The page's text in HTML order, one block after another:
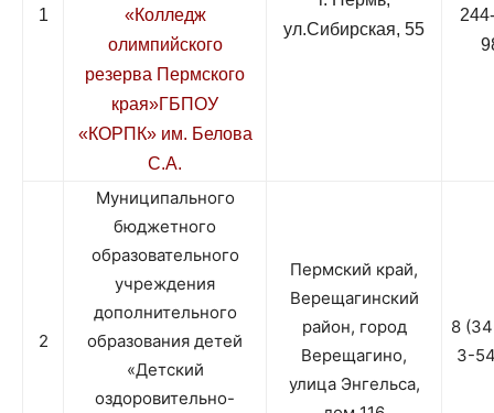
Пермского
1
«Колледж
олимпийского
резерва Пермского
края»ГБПОУ
«КОРПК» им. Белова
С.А.
ул.Сибирская, 55
2
Муниципального
бюджетного
образовательного
учреждения
дополнительного
образования детей
«Детский
оздоровительно-
Пермский край,
Верещагинский
район, город
Верещагино,
улица Энгельса,
8
3-